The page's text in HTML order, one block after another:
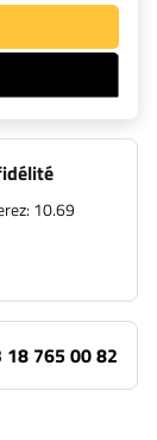
10.69
18 765 00 82